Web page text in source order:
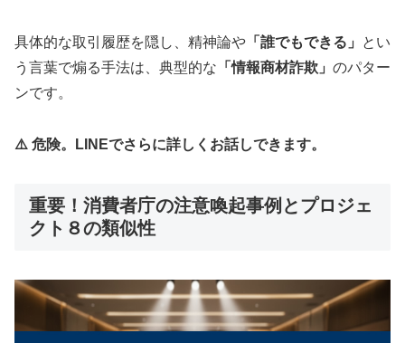
具体的な取引履歴を隠し、精神論や 「誰でもできる」
とい
う言葉で煽る手法は、典型的な 「情報商材詐欺」 のパター
ンです。
⚠️ 危険。LINEでさらに詳しくお話しできます。
重要！消費者庁の注意喚起事例とプロジェ
クト８の類似性